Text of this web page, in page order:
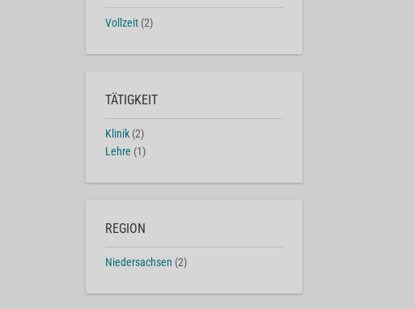
Vollzeit (2)
TÄTIGKEIT
Klinik (2)
Lehre (1)
REGION
Niedersachsen (2)